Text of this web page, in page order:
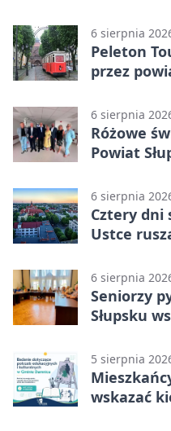
6 sierpnia
Peleton
przez
6 sierpnia
Różowe
Powiat
6 sierpnia
Cztery dni
Ustce
6 sierpnia
Seniorzy
Słupsku
5 sierpnia
wskazać